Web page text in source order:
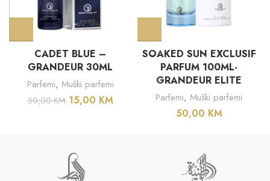
CADET BLUE –
GRANDEUR 30ML
Parfemi, Muški parfemi
30,00KM 15,00 KM
SOAKED SUN EXCLUSIF
PARFUM 100ML-
GRANDEUR ELITE
Parfemi,Muški parfemi
50,00 KM